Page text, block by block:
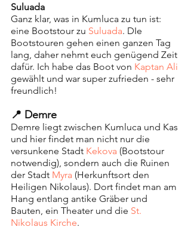
Suluada
Ganz klar, was in Kumluca zu tun ist:
eine Bootstour zu Suluada. DIe
Bootstouren gehen einen ganzen Tag
lang, daher nehmt euch genügend Zeit
dafür. Ich habe das Boot von Kaptan Ali
gewählt und war super zufrieden - sehr
freundlich!
📍 Demre
Demre liegt zwischen Kumluca und Kas
und hier findet man nicht nur die
versunkene Stadt Kekova (Bootstour
notwendig), sondern auch die Ruinen
der Stadt Myra (Herkunftsort den
Heiligen Nikolaus). Dort findet man am
Hang entlang antike Gräber und
Bauten, ein Theater und die St.
Nikolaus Kirche.